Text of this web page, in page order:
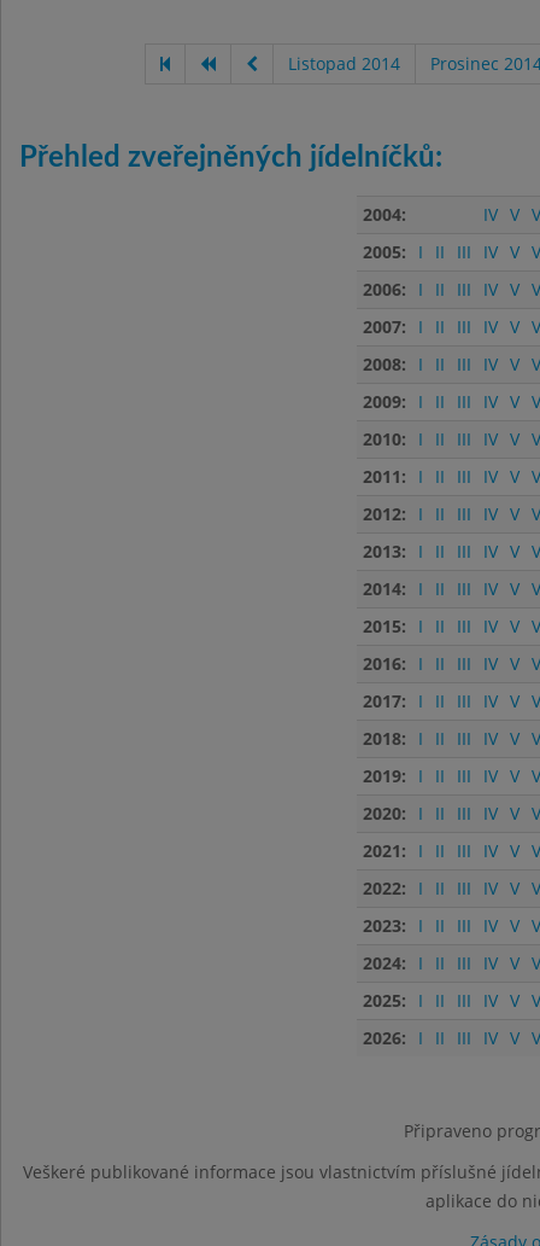
Listopad 2014 Prosinec
Přehled zveřejněných jídelníčků:
2004: IV V
2005:
I II III IV V
2006:
I II III IV V
2007:
I II III IV V
2008:
I II III IV V
2009:
I II III IV V
2010:
I II III IV V
2011:
I II III IV V
2012:
I II III IV V
2013:
I II III IV V
2014:
I II III IV V
2015:
I II III IV V
2016:
I II III IV V
2017:
I II III IV V
2018:
I II III IV V
2019:
I II III IV V
2020:
I II III IV V
2021:
I II III IV V
2022:
I II III IV V
2023:
I II III IV V
2024:
I II III IV V
2025:
I II III IV V
2026:
I II III IV V
Připraveno
Veškeré publikované informace jsou vlastnictvím příslušné
aplikace do